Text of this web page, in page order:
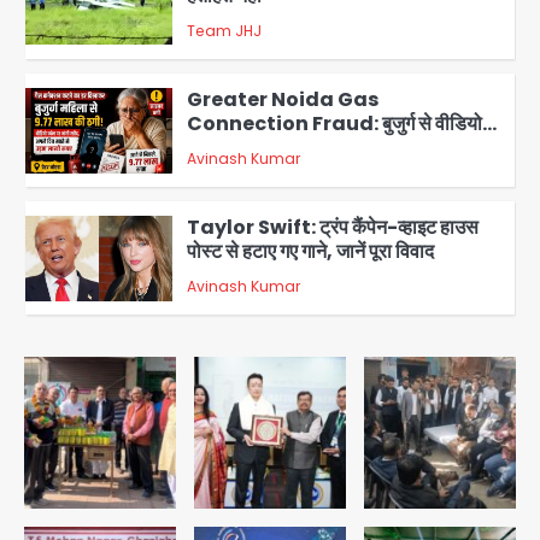
3 Team JHJ
4
Greater Noida Gas
Connection Fraud: बुजुर्ग से वीडियो
कॉल पर 9.77 लाख की साइबर फ्रॉड
Avinash Kumar
5
Taylor Swift: ट्रंप कैंपेन-व्हाइट हाउस
पोस्ट से हटाए गए गाने, जानें पूरा विवाद
Avinash Kumar
1
Air India Phuket Delhi flight:
कैप्टन का डोप टेस्ट पॉजिटिव, 17 घायल;
DGCA जांच जारी
Avinash Kumar
Baramati Airport Plane Crash:
रनवे पर ट्रेनी विमान क्रैश, जांच शुरू